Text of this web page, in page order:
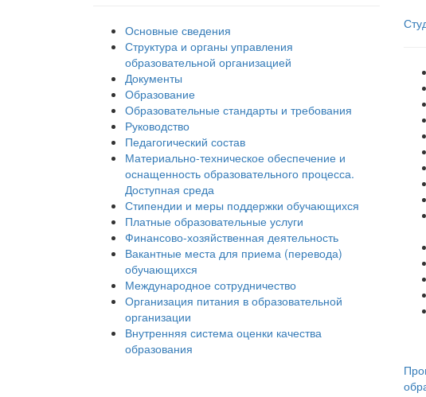
Основные сведения
Структура и органы управления
образовательной организацией
Документы
Образование
Образовательные стандарты и требования
Руководство
Педагогический состав
Материально-техническое обеспечение и
оснащенность образовательного процесса.
Доступная среда
Стипендии и меры поддержки обучающихся
Платные образовательные услуги
Финансово-хозяйственная деятельность
Вакантные места для приема (перевода)
обучающихся
Международное сотрудничество
Организация питания в образовательной
организации
Внутренняя система оценки качества
образования